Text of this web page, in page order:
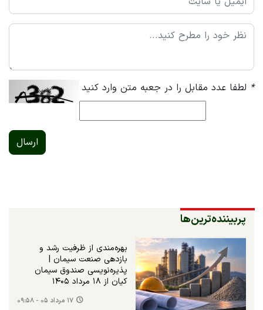
* لطفا عدد مقابل را در جعبه متن وارد کنید
ارسال
پربیننده‌ترین‌ها
بهره‌مندی از ظرفیت رشد و
بازدهی صنعت سیمان |
پذیره‌نویسی صندوق سیمان
کیان از ۱۸ مرداد ۱۴۰۵
۱۷ مرداد ۰۵ - ۰۹:۵۸